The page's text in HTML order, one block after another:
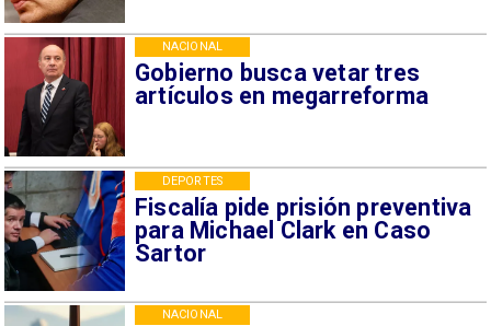
Gobierno busca vetar tres
artículos en megarreforma
NACIONAL
Fiscalía pide prisión preventiva
para Michael Clark en Caso
Sartor
DEPORTES
NACIONAL